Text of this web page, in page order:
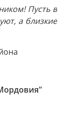
Пусть в
а близкие